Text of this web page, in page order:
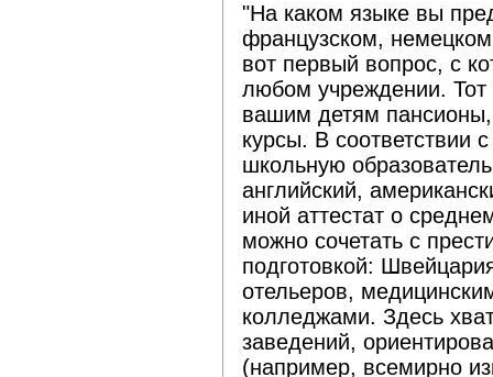
"На каком языке вы
французском,
вот первый вопрос, с
любом учреждении.
вашим детям
курсы. В соответствии
школьную
английский,
иной аттестат о
можно сочетать с
подготовкой:
отельеров,
колледжами. Здесь
заведений,
(например, всемирно